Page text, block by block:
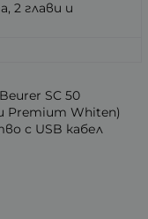
2 глави и
SC 50
Premium Whiten)
с USB кабел